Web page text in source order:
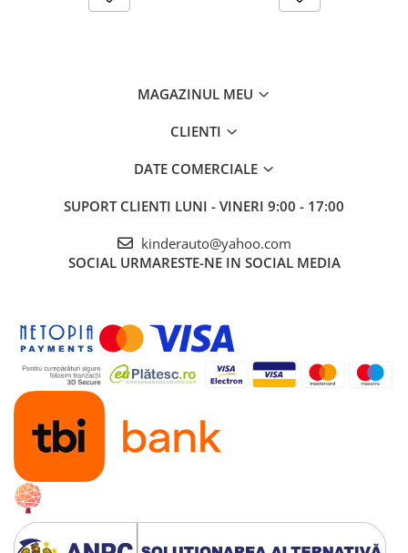
MAGAZINUL MEU
CLIENTI
DATE COMERCIALE
SUPORT CLIENTI LUNI - VINERI 9:00 - 17:00
kinderauto@yahoo.com
SOCIAL URMARESTE-NE IN SOCIAL MEDIA